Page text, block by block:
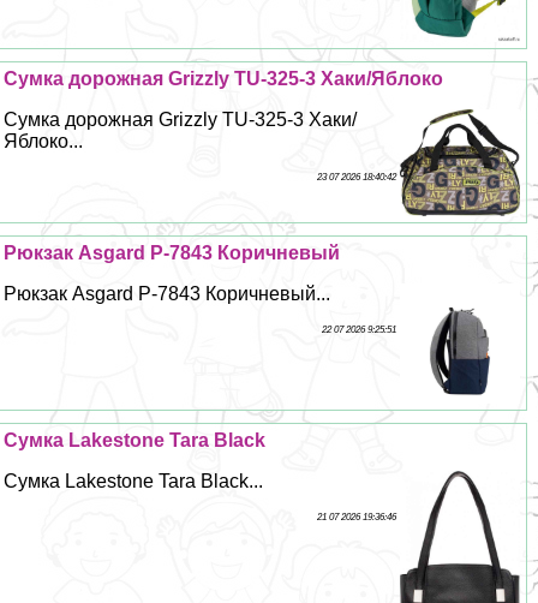
Сумка дорожная Grizzly TU-325-3 Хаки/Яблоко
Сумка дорожная Grizzly TU-325-3 Хаки/
Яблоко...
23 07 2026 18:40:42
Рюкзак Asgard Р-7843 Коричневый
Рюкзак Asgard Р-7843 Коричневый...
22 07 2026 9:25:51
Сумка Lakestone Tara Black
Сумка Lakestone Tara Black...
21 07 2026 19:36:46